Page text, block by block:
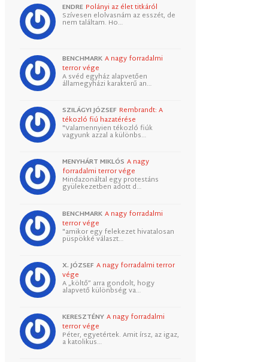
ENDRE Polányi az élet titkáról
Szívesen elolvasnám az esszét, de
nem találtam. Ho…
BENCHMARK A nagy forradalmi
terror vége
A svéd egyház alapvetően
államegyházi karakterű an…
SZILÁGYI JÓZSEF Rembrandt: A
tékozló fiú hazatérése
"Valamennyien tékozló fiúk
vagyunk azzal a különbs…
MENYHÁRT MIKLÓS A nagy
forradalmi terror vége
Mindazonáltal egy protestáns
gyülekezetben adott d…
BENCHMARK A nagy forradalmi
terror vége
"amikor egy felekezet hivatalosan
püspökké választ…
X. JÓZSEF A nagy forradalmi terror
vége
A „költő” arra gondolt, hogy
alapvető különbség va…
KERESZTÉNY A nagy forradalmi
terror vége
Péter, egyetértek. Amit írsz, az igaz,
a katolikus…